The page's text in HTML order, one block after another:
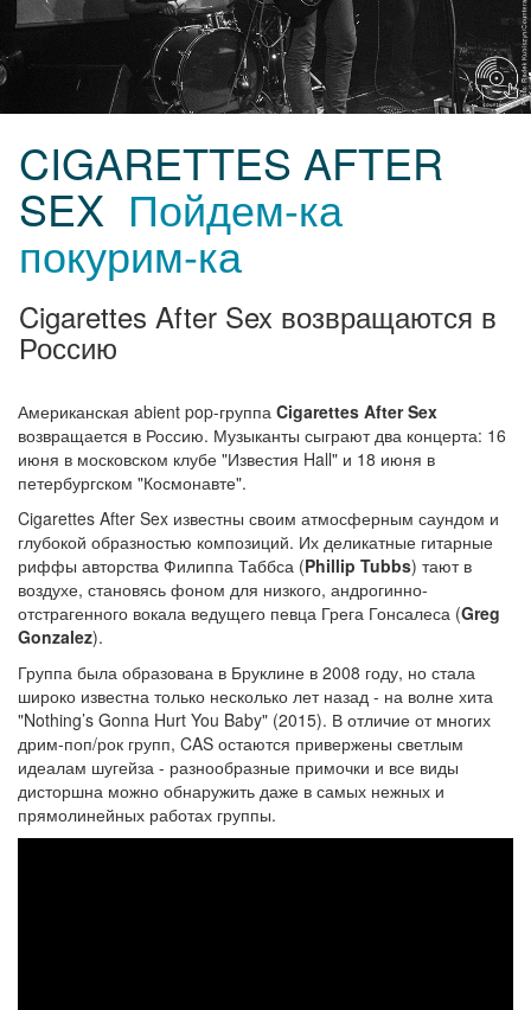
CIGARETTES AFTER
SEX Пойдем-ка
покурим-ка
Cigarettes After Sex возвращаются в
Россию
Американская abient pop-группа Cigarettes After Sex
возвращается в Россию. Музыканты сыграют два концерта: 16
июня в московском клубе "Известия Hall" и 18 июня в
петербургском "Космонавте".
Cigarettes After Sex известны своим атмосферным саундом и
глубокой образностью композиций. Их деликатные гитарные
риффы авторства Филиппа Таббса (Phillip Tubbs) тают в
воздухе, становясь фоном для низкого, андрогинно-
отстрагенного вокала ведущего певца Грега Гонсалеса (Greg
Gonzalez).
Группа была образована в Бруклине в 2008 году, но стала
широко известна только несколько лет назад - на волне хита
"Nothing’s Gonna Hurt You Baby" (2015). В отличие от многих
дрим-поп/рок групп, CAS остаются привержены светлым
идеалам шугейза - разнообразные примочки и все виды
дисторшна можно обнаружить даже в самых нежных и
прямолинейных работах группы.